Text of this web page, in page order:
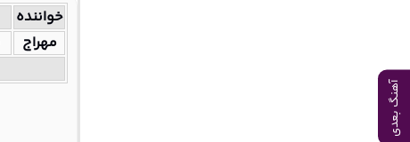
آهنگ بعدی
خواننده
مهراج